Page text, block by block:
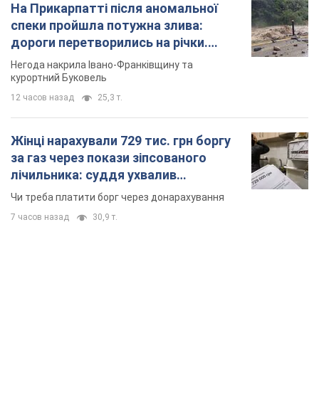
На Прикарпатті після аномальної
спеки пройшла потужна злива:
дороги перетворились на річки.
Відео
Негода накрила Івано-Франківщину та
курортний Буковель
12 часов назад 25,3 т.
Жінці нарахували 729 тис. грн боргу
за газ через покази зіпсованого
лічильника: суддя ухвалив
неочікуване рішення
Чи треба платити борг через донарахування
7 часов назад 30,9 т.